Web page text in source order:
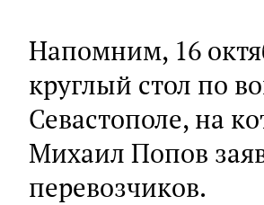
Напомним, 16
круглый стол по
Севастополе, на
Михаил Попов
перевозчиков.